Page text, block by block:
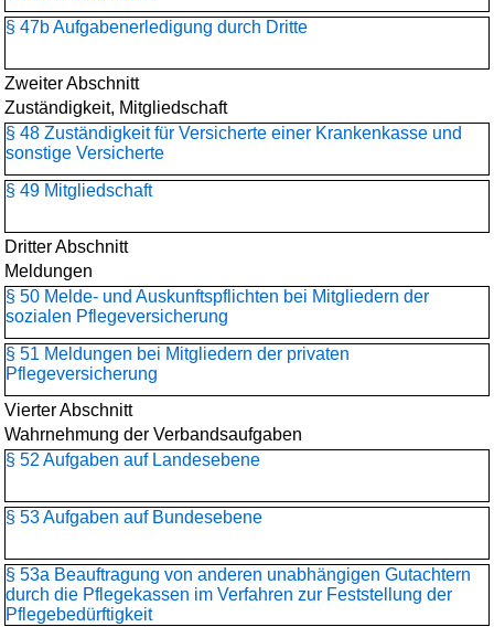
§ 47b Aufgabenerledigung durch Dritte
Zweiter Abschnitt
Zuständigkeit, Mitgliedschaft
§ 48 Zuständigkeit für Versicherte einer Krankenkasse und
sonstige Versicherte
§ 49 Mitgliedschaft
Dritter Abschnitt
Meldungen
§ 50 Melde- und Auskunftspflichten bei Mitgliedern der
sozialen Pflegeversicherung
§ 51 Meldungen bei Mitgliedern der privaten
Pflegeversicherung
Vierter Abschnitt
Wahrnehmung der Verbandsaufgaben
§ 52 Aufgaben auf Landesebene
§ 53 Aufgaben auf Bundesebene
§ 53a Beauftragung von anderen unabhängigen Gutachtern
durch die Pflegekassen im Verfahren zur Feststellung der
Pflegebedürftigkeit